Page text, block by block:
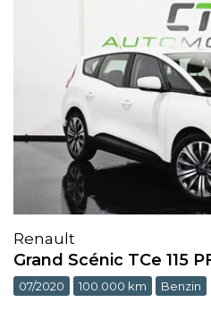
Renault
Grand Scénic TCe 115
07/2020 100.000 km Benzin